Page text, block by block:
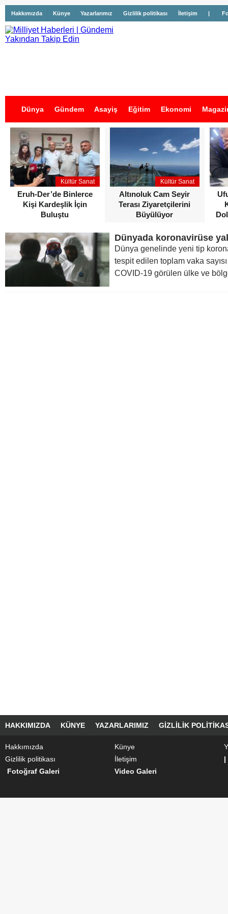
Hakkımızda Künye Yazarlarımız Gizlilik politikası İletişim |
Dünya Gündem Asayiş Eğitim Ekonomi
İş İlanları
Kültür Sanat
Eruh-Der’de Binlerce
Kişi Kardeşlik İçin
Buluştu
Kültür Sanat
Altınoluk Cam Seyir
Terası Ziyaretçilerini
Büyülüyor
Dünya genelinde yeni tip
tespit edilen toplam vaka
COVID-19 görülen ülke ve
HAKKIMIZDA KÜNYE YAZARLARIMIZ GIZLILIK
Hakkımızda Künye
Gizlilik politikası
İletişim
|
Fotoğraf Galeri
Video Galeri